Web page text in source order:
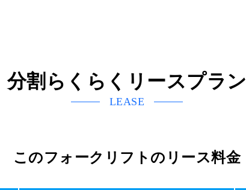
分割らくらくリースプラン
LEASE
このフォークリフトのリース料金